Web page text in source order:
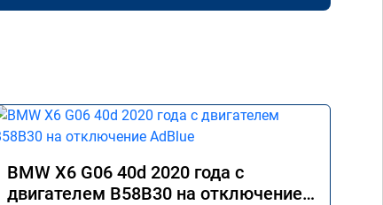
BMW X6 G06 40d 2020 года с
двигателем B58B30 на отключение